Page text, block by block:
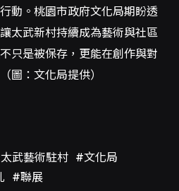
動。桃園市政府文化局期盼透
太武新村持續成為藝術與社區
只是被保存，更能在創作與對
圖：文化局提供）
武藝術駐村 #文化局
#聯展